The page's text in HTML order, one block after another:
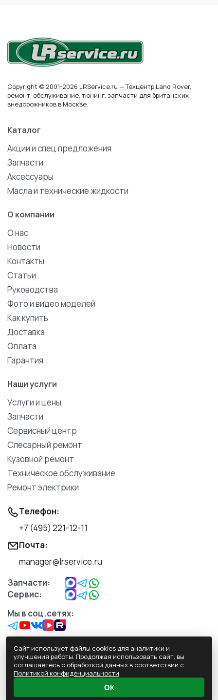
Copyright © 2001-2026 LRService.ru — Техцентр Land Rover,
ремонт, обслуживание, тюнинг, запчасти для британских
внедорожников в Москве.
Каталог
Акции и спец предложения
Запчасти
Аксессуары
Масла и технические жидкости
О компании
О нас
Новости
Контакты
Статьи
Руководства
Фото и видео моделей
Как купить
Доставка
Оплата
Гарантия
Наши услуги
Услуги и цены
Запчасти
Сервисный центр
Слесарный ремонт
Кузовной ремонт
Техническое обслуживание
Ремонт электрики
Телефон:
+7 (495) 221-12-11
Почта:
manager@lrservice.ru
Запчасти:
Сервис:
Мы в соц.сетях:
Обработка персональных данных
Пользовательское Соглашение
Сайт использует файлы cookies для аналитики и
улучшения работы. Продолжая использовать сайт, вы
соглашаетесь с обработкой данных в соответствии с
Политикой конфиденциальности.
ОК